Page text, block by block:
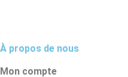
À propos de nous
Mon compte